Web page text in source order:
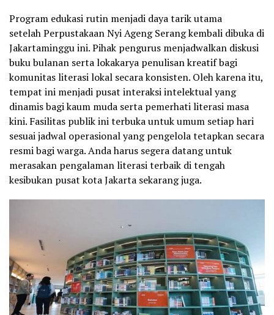
Program edukasi rutin menjadi daya tarik utama
setelah Perpustakaan Nyi Ageng Serang kembali dibuka di
Jakartaminggu ini. Pihak pengurus menjadwalkan diskusi
buku bulanan serta lokakarya penulisan kreatif bagi
komunitas literasi lokal secara konsisten. Oleh karena itu,
tempat ini menjadi pusat interaksi intelektual yang
dinamis bagi kaum muda serta pemerhati literasi masa
kini. Fasilitas publik ini terbuka untuk umum setiap hari
sesuai jadwal operasional yang pengelola tetapkan secara
resmi bagi warga. Anda harus segera datang untuk
merasakan pengalaman literasi terbaik di tengah
kesibukan pusat kota Jakarta sekarang juga.